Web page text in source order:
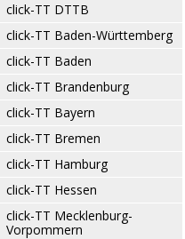
click-TT DTTB
click-TT Baden-Württemberg
click-TT Baden
click-TT Brandenburg
click-TT Bayern
click-TT Bremen
click-TT Hamburg
click-TT Hessen
click-TT Mecklenburg-
Vorpommern